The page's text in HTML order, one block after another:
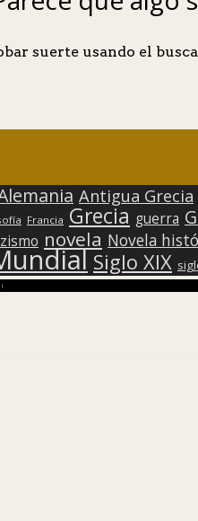
suerte usando el
Antigua Grecia
Francia Grecia guerra
novela Novela
Siglo XIX